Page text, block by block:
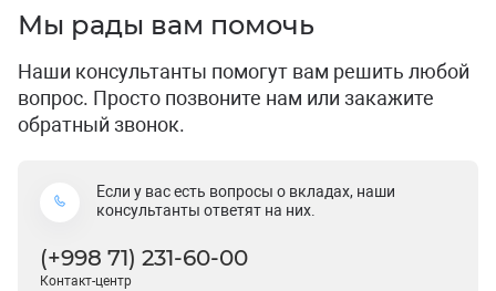
Мы рады вам помочь
Наши консультанты помогут вам решить любой
вопрос. Просто позвоните нам или закажите
обратный звонок.
Если у вас есть вопросы о вкладах, наши
консультанты ответят на них.
(+998 71) 231-60-00
Контакт-центр